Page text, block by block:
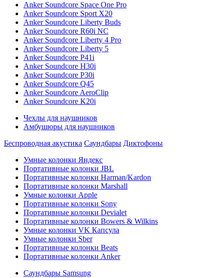
Anker Soundcore Space One Pro
Anker Soundcore Sport X20
Anker Soundcore Liberty Buds
Anker Soundcore R60i NC
Anker Soundcore Liberty 4 Pro
Anker Soundcore Liberty 5
Anker Soundcore P41i
Anker Soundcore H30i
Anker Soundcore P30i
Anker Soundcore Q45
Anker Soundcore AeroClip
Anker Soundcore K20i
Чехлы для наушников
Амбушюры для наушников
Беспроводная акустика Саундбары Диктофоны
Умные колонки Яндекс
Портативные колонки JBL
Портативные колонки Harman/Kardon
Портативные колонки Marshall
Умные колонки Apple
Портативные колонки Sony
Портативные колонки Devialet
Портативные колонки Bowers & Wilkins
Умные колонки VK Капсула
Умные колонки Sber
Портативные колонки Beats
Портативные колонки Anker
Саундбары Samsung